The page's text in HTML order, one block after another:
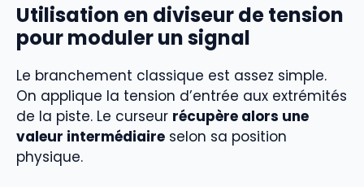
Utilisation en diviseur de tension
pour moduler un signal
Le branchement classique est assez simple.
On applique la tension d’entrée aux extrémités
de la piste. Le curseur récupère alors une
valeur intermédiaire selon sa position
physique.